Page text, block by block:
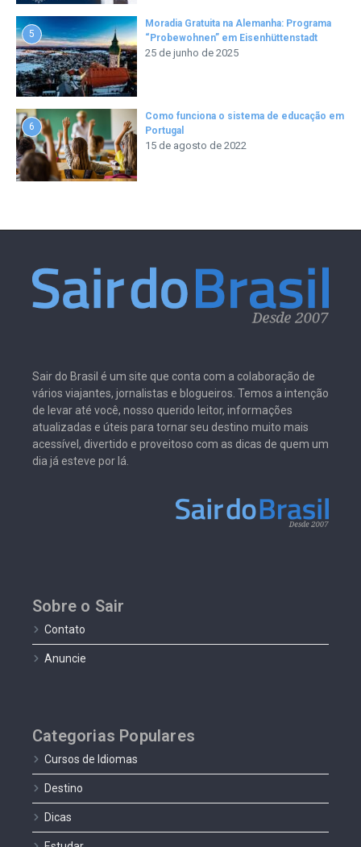
5
Moradia Gratuita na Alemanha: Programa
“Probewohnen” em Eisenhüttenstadt
25 de junho de 2025
6
Como funciona o sistema de educação em
Portugal
15 de agosto de 2022
Sair do Brasil é um site que conta com a colaboração de
vários viajantes, jornalistas e blogueiros. Temos a intenção
de levar até você, nosso querido leitor, informações
atualizadas e úteis para tornar seu destino muito mais
acessível, divertido e proveitoso com as dicas de quem um
dia já esteve por lá.
Sobre o Sair
Contato
Anuncie
Categorias Populares
Cursos de Idiomas
Destino
Dicas